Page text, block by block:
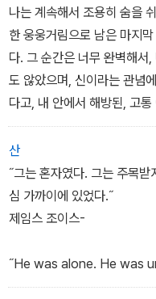
니, 나는 본질을 기다리는 틀
부라고? 자신을 어떻게 해야
까? 몸과 영혼을 유익케 하
어 써야 할까? 아니면 자기
할까?
나는 계속해서 조용히 숨을
한 웅웅거림으로 남은 마지
다. 그 순간은 너무 완벽해서
도 않았으며, 신이라는 관념
다고, 내 안에서 해방된, 고
어질 순간은 더 낮고 공허할
나는 위로 오르고 싶었으니,
막 없는 절정을 안겨 줄 터였
었다. 나는 일어나서, 연약하
산
˝그는 혼자였다. 그는 주목
심 가까이에 있었다.˝
제임스 조이스-
˝He was alone. He was
e wild heart of life.˝